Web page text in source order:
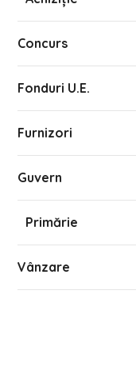
Concurs
Fonduri U.E.
Furnizori
Guvern
Primărie
Vânzare